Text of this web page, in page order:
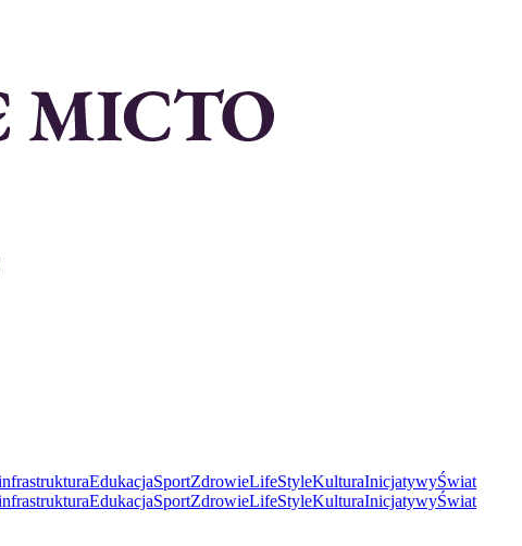
ЕdukacjaSportZdrowieLifeStyleKulturaInicjatywyŚwiat
ЕdukacjaSportZdrowieLifeStyleKulturaInicjatywyŚwiat